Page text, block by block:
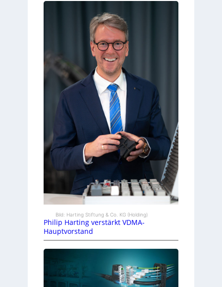
Bild: Harting Stiftung & Co. KG (Holding)
Philip Harting verstärkt VDMA-
Hauptvorstand